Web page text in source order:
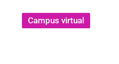
Campus virtual